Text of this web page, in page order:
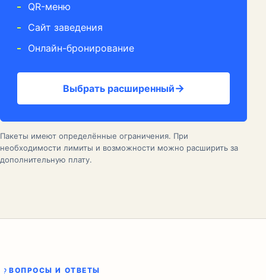
QR-меню
Сайт заведения
Онлайн-бронирование
Выбрать расширенный
Пакеты имеют определённые ограничения. При
необходимости лимиты и возможности можно расширить за
дополнительную плату.
ВОПРОСЫ И ОТВЕТЫ